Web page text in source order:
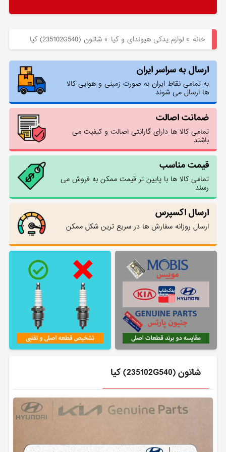
خانه »لوازم یدکی هیوندای و کیا »شاتون (235102G540) کیا
ارسال به سراسر ایران
به تمامی نقاط ایران به صورت زمینی و هوایی کالا
ها ارسال می شوند
ضمانت اصالت
تمامی کالا ها دارای گارانتی اصالت و کیفیت می
باشند
قیمت مناسب
تمامی کالا ها با پایین تر قیمت ممکن به فروش می
رسند
ارسال اکسپرس
ارسال روزانه سفارش ها در سریع ترین شکل ممکن
شاتون (235102G540) کیا